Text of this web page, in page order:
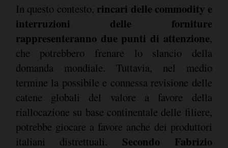
In questo contesto, rincari delle commodity e
interruzioni delle forniture
rappresenteranno due punti di attenzione,
che potrebbero frenare lo slancio della
domanda mondiale. Tuttavia, nel medio
termine la possibile e connessa revisione delle
catene globali del valore a favore della
riallocazione su base continentale delle filiere,
potrebbe giocare a favore anche dei produttori
italiani distrettuali. Secondo Fabrizio